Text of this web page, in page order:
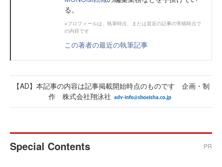
る。
※プロフィールは、執筆時点、または直近の記事の寄稿時点で
の内容です
この著者の最近の執筆記事
【AD】本記事の内容は記事掲載開始時点のものです 企画・制
作 株式会社翔泳社
Special Contents PR